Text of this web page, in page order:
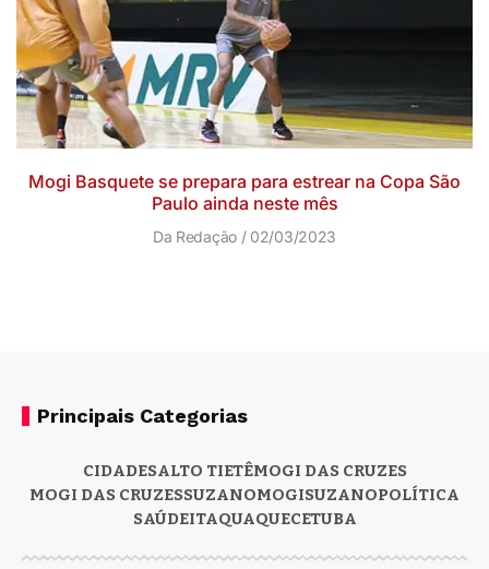
Mogi Basquete se prepara para estrear na Copa São
Paulo ainda neste mês
Da Redação 02/03/2023
Principais Categorias
CIDADESALTO TIETÊMOGI DAS CRUZES
MOGI DAS CRUZESSUZANOMOGISUZANOPOLÍTICA
SAÚDEITAQUAQUECETUBA